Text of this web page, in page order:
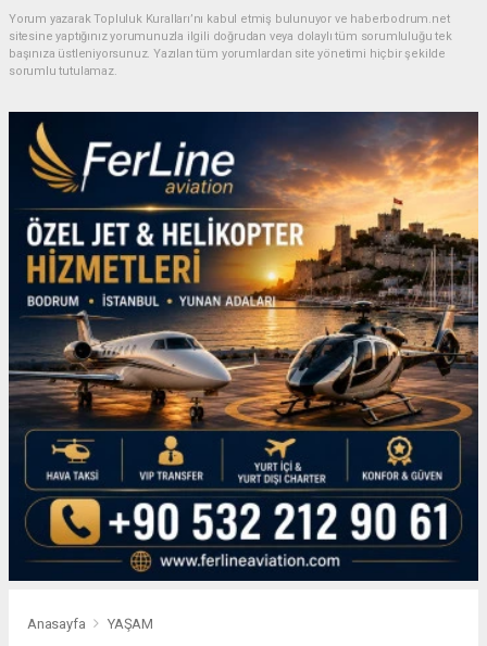
Yorum yazarak Topluluk Kuralları’nı kabul etmiş bulunuyor ve haberbodrum.net
sitesine yaptığınız yorumunuzla ilgili doğrudan veya dolaylı tüm sorumluluğu tek
başınıza üstleniyorsunuz. Yazılan tüm yorumlardan site yönetimi hiçbir şekilde
sorumlu tutulamaz.
Anasayfa YAŞAM